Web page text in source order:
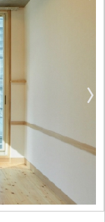
〉